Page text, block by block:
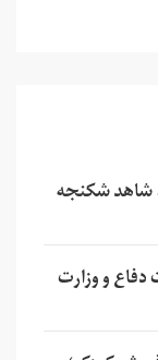
شاهد شکنجه
دفاع و وزارت